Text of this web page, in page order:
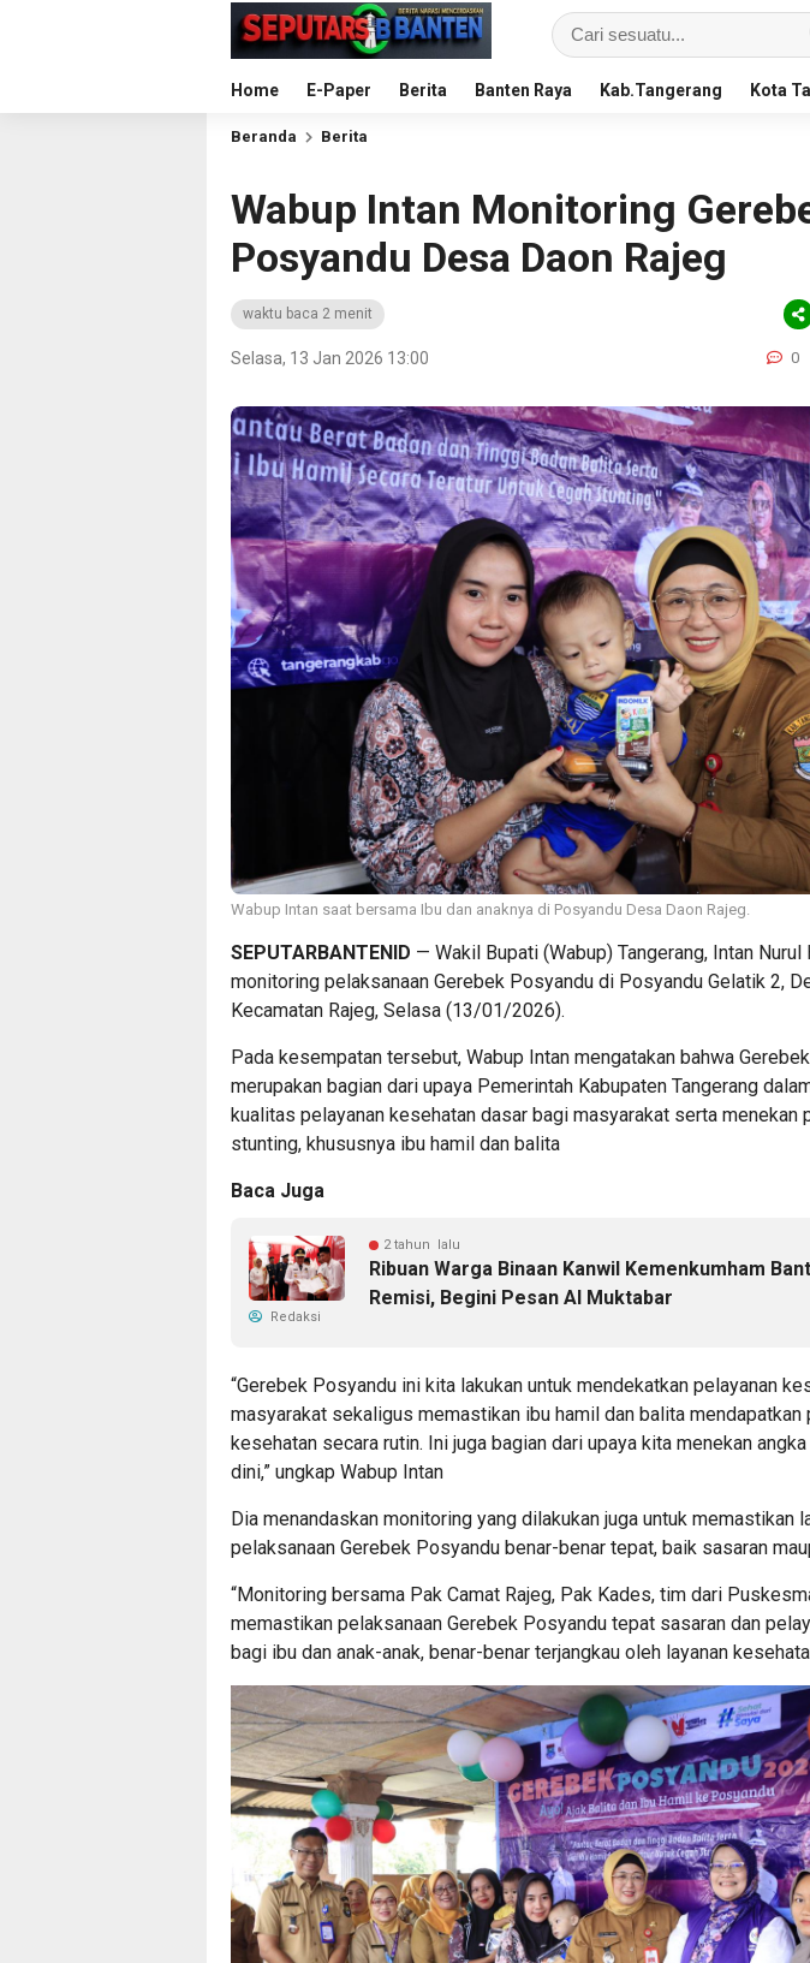
Home E-Paper Berita Banten Raya Kab.Tangerang Kota
Beranda Berita
Wabup Intan Monitoring
Posyandu Desa Daon Rajeg
waktu baca 2 menit
Selasa, 13 Jan 2026 13:00 0
Wabup Intan saat bersama Ibu dan anaknya di Posyandu Desa Daon Rajeg.
SEPUTARBANTENID — Wakil Bupati (Wabup) Tangerang, Intan Nurul
monitoring pelaksanaan Gerebek Posyandu di Posyandu Gelatik 2,
Kecamatan Rajeg, Selasa (13/01/2026).
Pada kesempatan tersebut, Wabup Intan mengatakan bahwa
merupakan bagian dari upaya Pemerintah Kabupaten Tangerang
kualitas pelayanan kesehatan dasar bagi masyarakat serta menekan
stunting, khususnya ibu hamil dan balita
Baca Juga
2 tahun lalu
Ribuan Warga Binaan Kanwil Kemenkumham
Remisi, Begini Pesan Al Muktabar
Redaksi
“Gerebek Posyandu ini kita lakukan untuk mendekatkan pelayanan
masyarakat sekaligus memastikan ibu hamil dan balita mendapatkan
kesehatan secara rutin. Ini juga bagian dari upaya kita menekan
dini,” ungkap Wabup Intan
Dia menandaskan monitoring yang dilakukan juga untuk memastikan
pelaksanaan Gerebek Posyandu benar-benar tepat, baik sasaran
“Monitoring bersama Pak Camat Rajeg, Pak Kades, tim dari
memastikan pelaksanaan Gerebek Posyandu tepat sasaran dan
bagi ibu dan anak-anak, benar-benar terjangkau oleh layanan